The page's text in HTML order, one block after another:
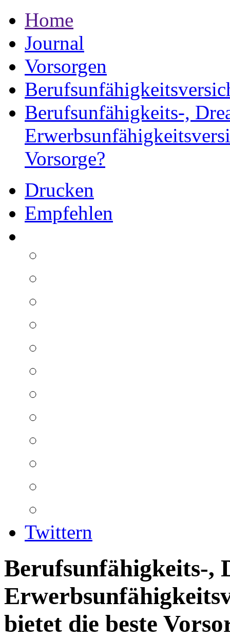
Home
Journal
Vorsorgen
Berufsunfähigkeits-,
Vorsorge?
Drucken
Empfehlen
Twittern
Berufsunfähigkeits-,
bietet die beste